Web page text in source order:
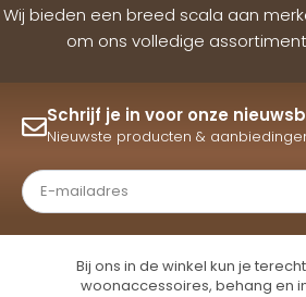
Wij bieden een breed scala aan
om ons volledige
Schrijf je in voor onze
Nieuwste producten &
Bij ons in de winkel kun je
woonaccessoires, behang en